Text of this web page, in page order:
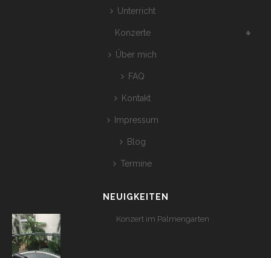
Unterricht
Konzerte
Über mich
FAQ
Kontakt
Impressum
Blog
Termine
NEUIGKEITEN
Konzert im Palmengarten